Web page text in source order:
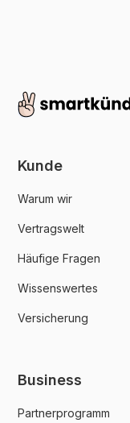
Kunde
Warum wir
Vertragswelt
Häufige Fragen
Wissenswertes
Versicherung
Business
Partnerprogramm